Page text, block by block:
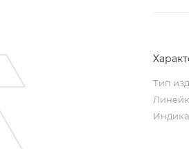
Тип